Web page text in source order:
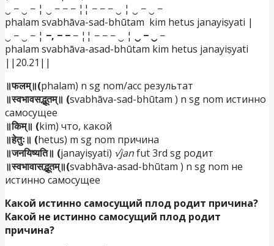
‿ − ‿ − ¦ ‿ − − − ¦¦ − − − ‿ ¦ ‿ − ‿ −
phalam svabhāva-sad-bhūtam kim hetus janayiṣyati |
‿ − ‿ − ¦ −, − − − ¦¦ − − − ‿ ¦ ‿ − ‿ −
phalam svabhāva-asad-bhūtam kim hetus janayiṣyati
||20.21||
॥फलम्॥(phalam) n sg nom/acc результат
॥स्वभावसद्भूतम्॥ (svabhāva-sad-bhūtam ) n sg nom истинно
самосущее
॥किम्॥ (kim) что, какой
॥हेतुः॥ (hetus) m sg nom причина
॥जनयिष्यति॥ (janayiṣyati) √janfut 3rd sg родит
॥स्वभावासद्भूतम्॥(svabhāva-asad-bhūtam ) n sg nom не
истинно самосущее
Какой истинно самосущий плод родит причина?
Какой не истинно самосущий плод родит
причина?